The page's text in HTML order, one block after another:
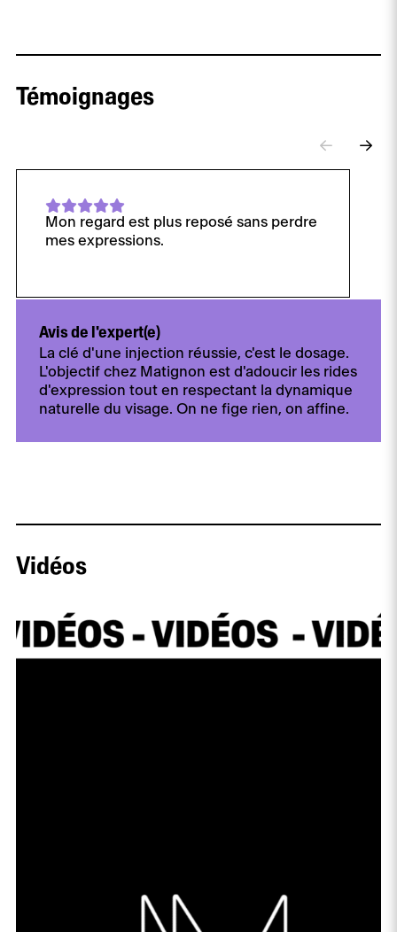
Témoignages
Mon regard est plus reposé sans perdre
mes expressions.
Avis de l'expert(e)
La clé d'une injection réussie, c'est le dosage.
L'objectif chez Matignon est d'adoucir les rides
d'expression tout en respectant la dynamique
naturelle du visage. On ne fige rien, on affine.
Vidéos